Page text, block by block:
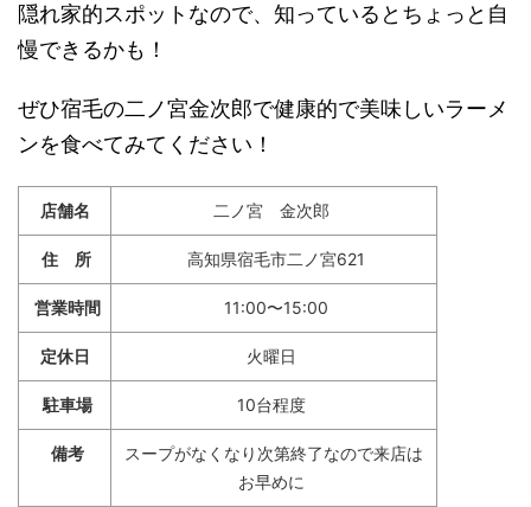
隠れ家的スポットなので、知っているとちょっと自
慢できるかも！
ぜひ宿毛の二ノ宮金次郎で健康的で美味しいラーメ
ンを食べてみてください！
店舗名 二ノ宮 金次郎
住 所 高知県宿毛市二ノ宮621
営業時間 11:00〜15:00
定休日 火曜日
駐車場 10台程度
備考
スープがなくなり次第終了なので来店は
お早めに